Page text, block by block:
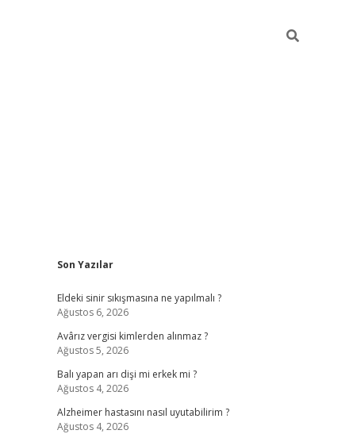
Sidebar
Son Yazılar
Eldeki sinir sıkışmasına ne yapılmalı ?
Ağustos 6, 2026
Avârız vergisi kimlerden alınmaz ?
Ağustos 5, 2026
Balı yapan arı dişi mi erkek mi ?
Ağustos 4, 2026
Alzheimer hastasını nasıl uyutabilirim ?
Ağustos 4, 2026